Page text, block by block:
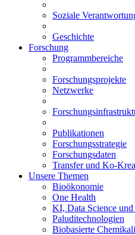
Soziale
Geschichte
Forschung
Programmbereiche
Forschungsprojekte
Netzwerke
Publikationen
Forschungsstrategie
Forschungsdaten
Transfer und Ko-
Unsere Themen
Bioökonomie
One Health
KI, Data Science
Paluditechnologien
Biobasierte